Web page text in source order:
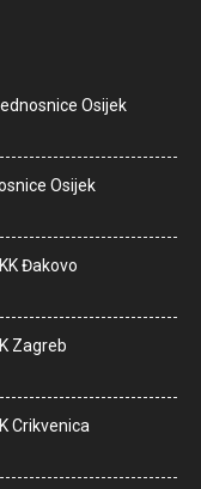
Osijek
Osijek
Đakovo
Zagreb
Crikvenica